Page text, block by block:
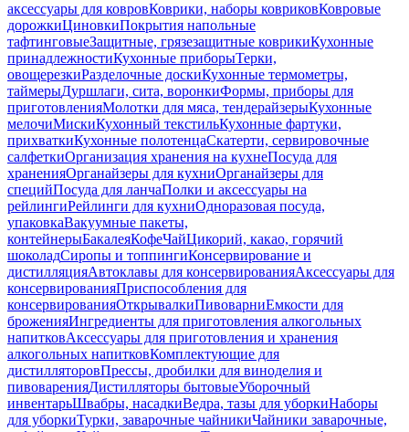
аксессуары для ковровКоврики, наборы ковриковКовровые
дорожкиЦиновкиПокрытия напольные
тафтинговыеЗащитные, грязезащитные коврикиКухонные
принадлежностиКухонные приборыТерки,
овощерезкиРазделочные доскиКухонные термометры,
таймерыДуршлаги, сита, воронкиФормы, приборы для
приготовленияМолотки для мяса, тендерайзерыКухонные
мелочиМискиКухонный текстильКухонные фартуки,
прихваткиКухонные полотенцаСкатерти, сервировочные
салфеткиОрганизация хранения на кухнеПосуда для
храненияОрганайзеры для кухниОрганайзеры для
специйПосуда для ланчаПолки и аксессуары на
рейлингиРейлинги для кухниОдноразовая посуда,
упаковкаВакуумные пакеты,
контейнерыБакалеяКофеЧайЦикорий, какао, горячий
шоколадСиропы и топпингиКонсервирование и
дистилляцияАвтоклавы для консервированияАксессуары для
консервированияПриспособления для
консервированияОткрывалкиПивоварниЕмкости для
броженияИнгредиенты для приготовления алкогольных
напитковАксессуары для приготовления и хранения
алкогольных напитковКомплектующие для
дистилляторовПрессы, дробилки для виноделия и
пивоваренияДистилляторы бытовыеУборочный
инвентарьШвабры, насадкиВедра, тазы для уборкиНаборы
для уборкиТурки, заварочные чайникиЧайники заварочные,